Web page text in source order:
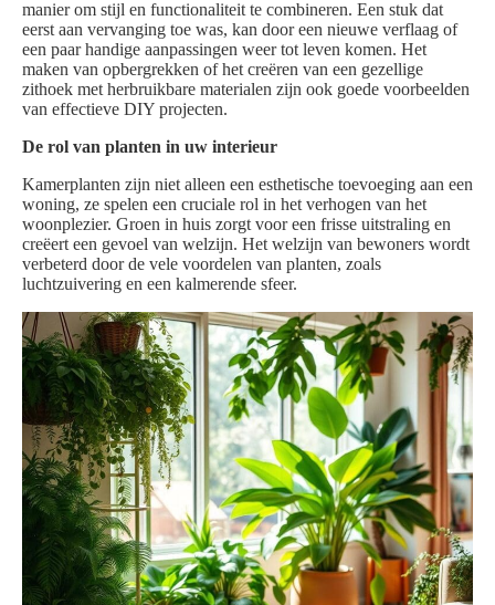
manier om stijl en functionaliteit te combineren. Een stuk dat
eerst aan vervanging toe was, kan door een nieuwe verflaag of
een paar handige aanpassingen weer tot leven komen. Het
maken van opbergrekken of het creëren van een gezellige
zithoek met herbruikbare materialen zijn ook goede voorbeelden
van effectieve DIY projecten.
De rol van planten in uw interieur
Kamerplanten zijn niet alleen een esthetische toevoeging aan een
woning, ze spelen een cruciale rol in het verhogen van het
woonplezier. Groen in huis zorgt voor een frisse uitstraling en
creëert een gevoel van welzijn. Het welzijn van bewoners wordt
verbeterd door de vele voordelen van planten, zoals
luchtzuivering en een kalmerende sfeer.